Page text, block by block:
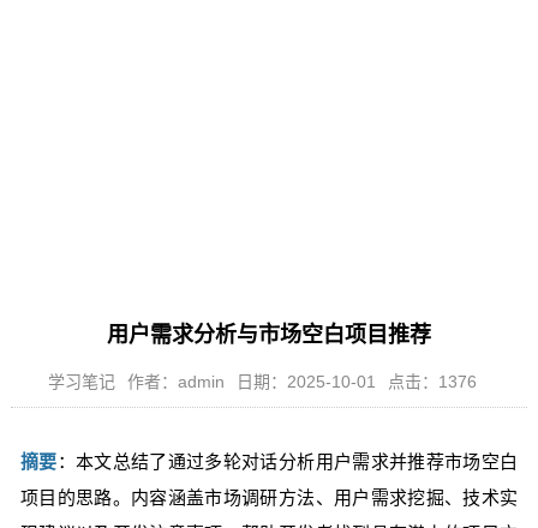
用户需求分析与市场空白项目推荐
学习笔记 作者：admin 日期：2025-10-01 点击：1376
摘要：本文总结了通过多轮对话分析用户需求并推荐市场空白
项目的思路。内容涵盖市场调研方法、用户需求挖掘、技术实